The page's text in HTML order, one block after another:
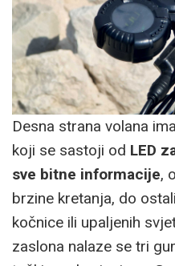
Desna strana volana
koji se sastoji od LED
sve bitne informacije,
brzine kretanja, do
kočnice ili upaljenih
zaslona nalaze se tri